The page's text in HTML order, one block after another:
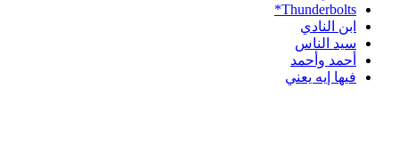
Thunderbolts*
ابن النادي
سيد الناس
أحمد وأحمد
فيها إيه يعني